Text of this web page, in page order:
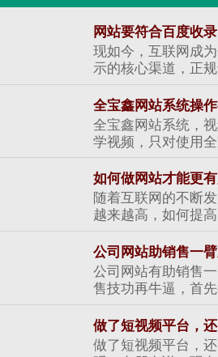
网站要符合百度收
现如今，互联网成
示的核心渠道，正
全宝鑫网站系统操
全宝鑫网站系统，
学视频，只对使用
如何做网站才能更
随着互联网的不断
越来越高，如何提
公司网站助销售一
公司网站有助销售
售技功再牛逼，首
做了短视频平台，
做了短视频平台，